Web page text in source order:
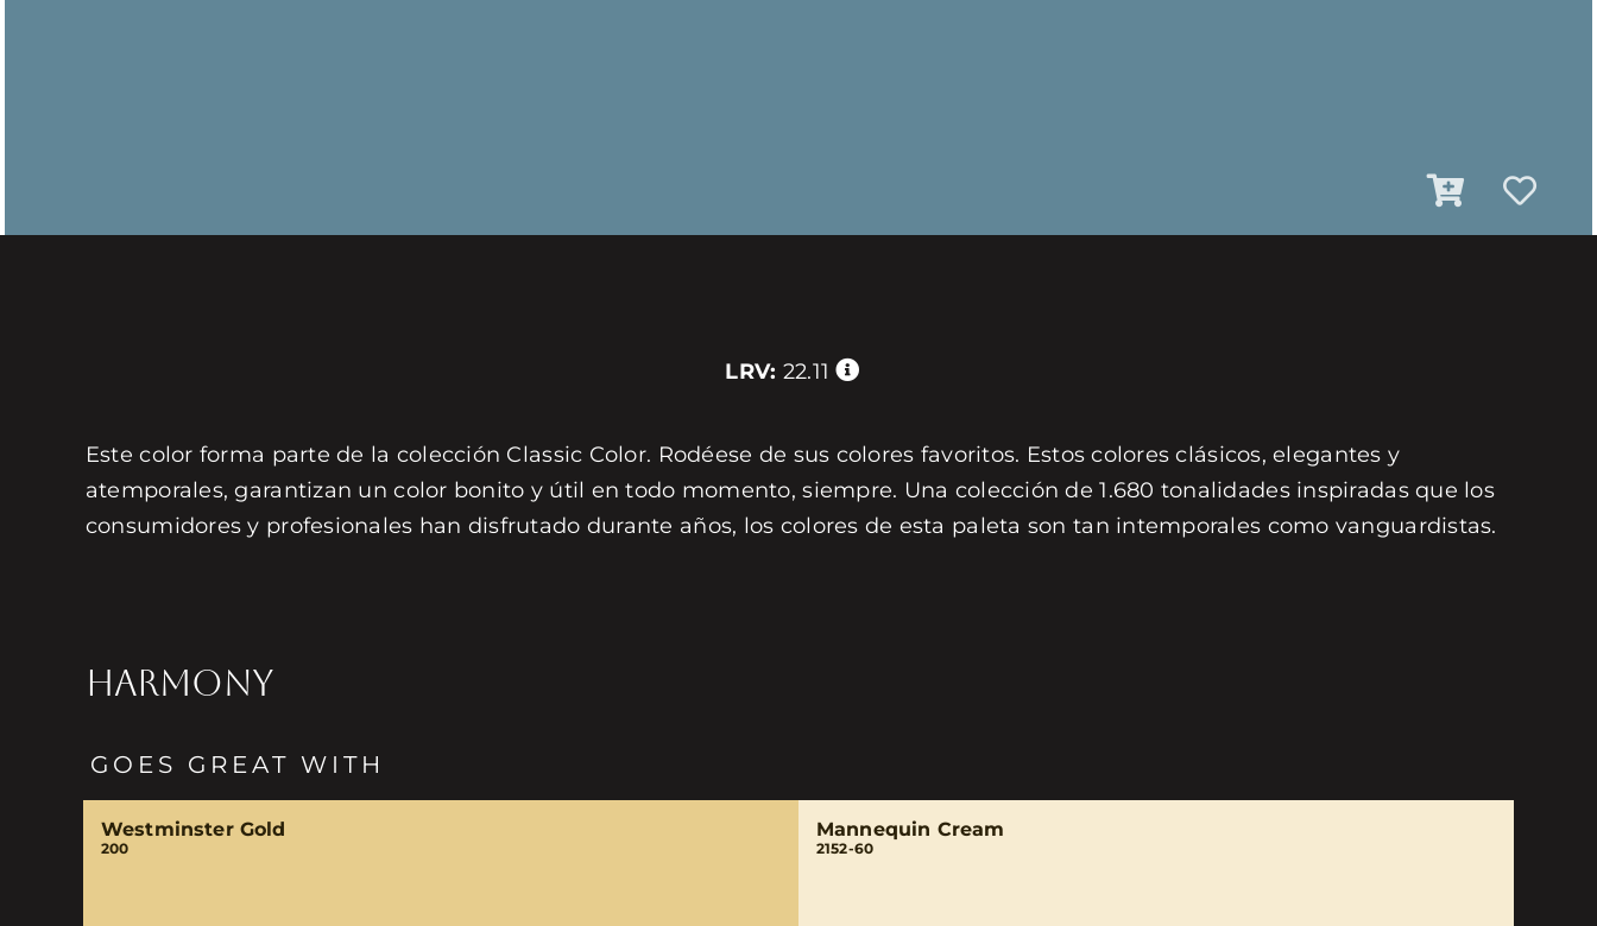
LRV: 22.11
Este color forma parte de la colección Classic Color. Rodéese de sus colores favoritos. Estos colores clásicos, elegantes y
atemporales, garantizan un color bonito y útil en todo momento, siempre. Una colección de 1.680 tonalidades inspiradas que los
consumidores y profesionales han disfrutado durante años, los colores de esta paleta son tan intemporales como vanguardistas.
HARMONY
GOES GREAT WITH
Westminster Gold
200
Mannequin Cream
2152-60